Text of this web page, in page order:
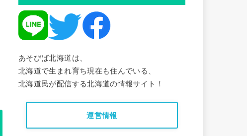
あそびば北海道は、
北海道で生まれ育ち現在も住んでいる、
北海道民が配信する北海道の情報サイト！
運営情報